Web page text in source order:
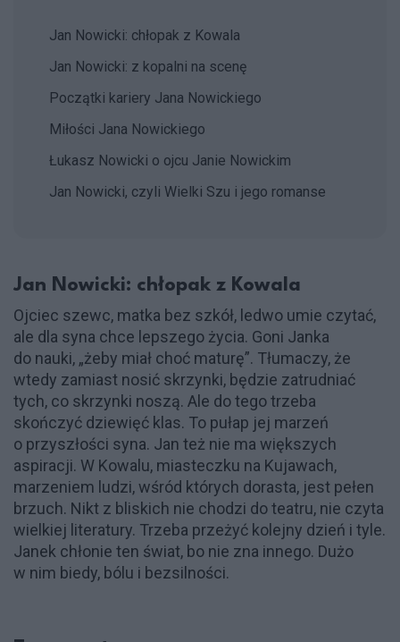
Jan Nowicki: chłopak z Kowala
Jan Nowicki: z kopalni na scenę
Początki kariery Jana Nowickiego
Miłości Jana Nowickiego
Łukasz Nowicki o ojcu Janie Nowickim
Jan Nowicki, czyli Wielki Szu i jego romanse
Jan Nowicki: chłopak z Kowala
Ojciec szewc, matka bez szkół, ledwo umie czytać,
ale dla syna chce lepszego życia. Goni Janka
do nauki, „żeby miał choć maturę”. Tłumaczy, że
wtedy zamiast nosić skrzynki, będzie zatrudniać
tych, co skrzynki noszą. Ale do tego trzeba
skończyć dziewięć klas. To pułap jej marzeń
o przyszłości syna. Jan też nie ma większych
aspiracji. W Kowalu, miasteczku na Kujawach,
marzeniem ludzi, wśród których dorasta, jest pełen
brzuch. Nikt z bliskich nie chodzi do teatru, nie czyta
wielkiej literatury. Trzeba przeżyć kolejny dzień i tyle.
Janek chłonie ten świat, bo nie zna innego. Dużo
w nim biedy, bólu i bezsilności.